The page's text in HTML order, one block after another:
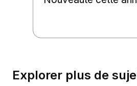
Explorer plus de